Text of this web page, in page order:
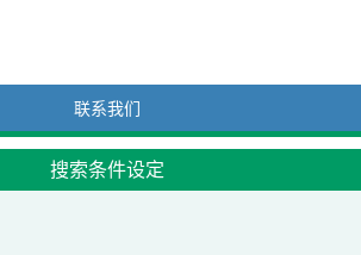
联系我们
搜索条件设定